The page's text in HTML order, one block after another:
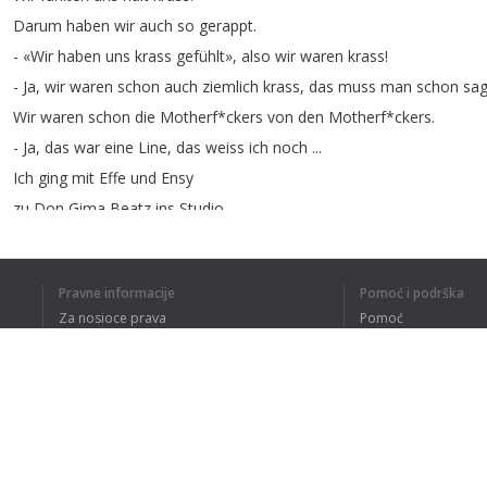
Darum haben wir auch so gerappt.
- «Wir haben uns krass gefühlt», also wir waren krass!
- Ja, wir waren schon auch ziemlich krass, das muss man schon
Wir waren schon die Motherf*ckers von den Motherf*ckers.
- Ja, das war eine Line, das weiss ich noch ...
Ich ging mit Effe und Ensy
zu Don Gima Beatz ins Studio
bei mir hat sich nichts
weil ich tagsüber noch Wasser in den Keller schleppte bei meinem
Pravne informacije
Za nosioce prava
Pomoć i podrška
Pomoć